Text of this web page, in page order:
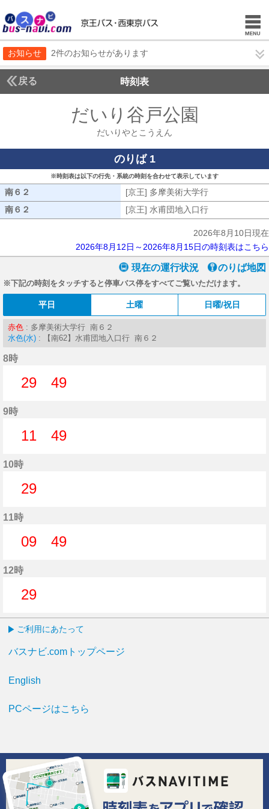
お知らせ 2件のお知らせがあります
戻る 時刻表
だいり谷戸公園
だいりやとこうえん
のりば 1
※時刻表は以下の行先・系統の時刻を合わせて表示しています
南６２ [京王] 多摩美術大学行
南６２
[京王] 水甫団地入口行
2026年8月10日現在
2026年8月12日～2026年8月15日の時刻表はこちら
現在の運行状況 のりば地図
※下記の時刻をタッチすると停車バス停をすべてご覧いただけます。
平日 土曜 日曜/祝日
赤色 : 多摩美術大学行 南６２
水色(水) : 【南62】水甫団地入口行 南６２
8時
29
49
9時
11
49
10時
29
11時
09
49
12時
29
ご利用にあたって
バスナビ.comトップページ
English
PCページはこちら